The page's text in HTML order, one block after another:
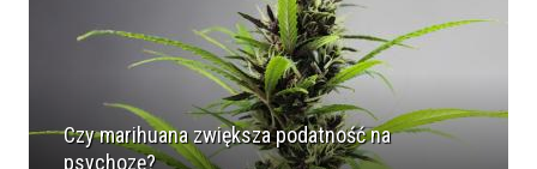
Czy marihuana zwiększa podatność na
psychozę?